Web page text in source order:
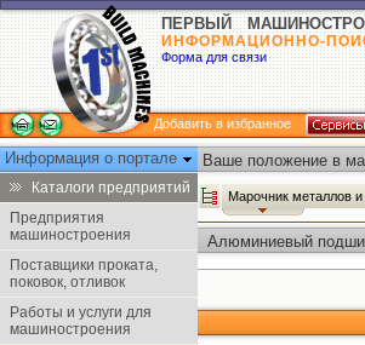
ПЕРВЫЙ
ИНФОРМАЦИОННО-
Форма для связи
Добавить в избранное
Информация о портале
Каталоги предприятий
Предприятия
машиностроения
Поставщики проката,
поковок, отливок
Работы и услуги для
машиностроения
Ваше положение в
Марочник металлов и
Алюминиевый